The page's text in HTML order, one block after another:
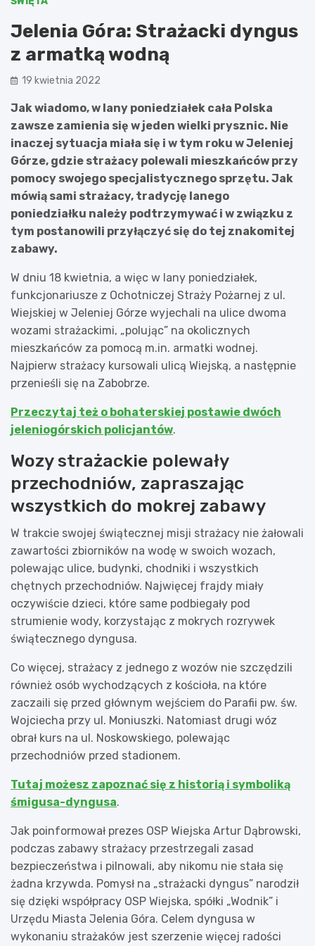
Jelenia Góra: Strażacki dyngus
z armatką wodną
19 kwietnia 2022
Jak wiadomo, w lany poniedziałek cała Polska
zawsze zamienia się w jeden wielki prysznic. Nie
inaczej sytuacja miała się i w tym roku w Jeleniej
Górze, gdzie strażacy polewali mieszkańców przy
pomocy swojego specjalistycznego sprzętu. Jak
mówią sami strażacy, tradycję lanego
poniedziałku należy podtrzymywać i w związku z
tym postanowili przyłączyć się do tej znakomitej
zabawy.
W dniu 18 kwietnia, a więc w lany poniedziałek,
funkcjonariusze z Ochotniczej Straży Pożarnej z ul.
Wiejskiej w Jeleniej Górze wyjechali na ulice dwoma
wozami strażackimi, „polując” na okolicznych
mieszkańców za pomocą m.in. armatki wodnej.
Najpierw strażacy kursowali ulicą Wiejską, a następnie
przenieśli się na Zabobrze.
Przeczytaj też o bohaterskiej postawie dwóch
jeleniogórskich policjantów.
Wozy strażackie polewały
przechodniów, zapraszając
wszystkich do mokrej zabawy
W trakcie swojej świątecznej misji strażacy nie żałowali
zawartości zbiorników na wodę w swoich wozach,
polewając ulice, budynki, chodniki i wszystkich
chętnych przechodniów. Najwięcej frajdy miały
oczywiście dzieci, które same podbiegały pod
strumienie wody, korzystając z mokrych rozrywek
świątecznego dyngusa.
Co więcej, strażacy z jednego z wozów nie szczędzili
również osób wychodzących z kościoła, na które
zaczaili się przed głównym wejściem do Parafii pw. św.
Wojciecha przy ul. Moniuszki. Natomiast drugi wóz
obrał kurs na ul. Noskowskiego, polewając
przechodniów przed stadionem.
Tutaj możesz zapoznać się z historią i symboliką
śmigusa-dyngusa.
Jak poinformował prezes OSP Wiejska Artur Dąbrowski,
podczas zabawy strażacy przestrzegali zasad
bezpieczeństwa i pilnowali, aby nikomu nie stała się
żadna krzywda. Pomysł na „strażacki dyngus” narodził
się dzięki współpracy OSP Wiejska, spółki „Wodnik” i
Urzędu Miasta Jelenia Góra. Celem dyngusa w
wykonaniu strażaków jest szerzenie więcej radości